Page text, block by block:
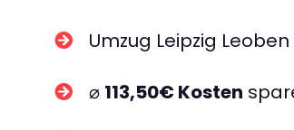
Umzug Leipzig Leoben
⌀ 113,50€ Kosten